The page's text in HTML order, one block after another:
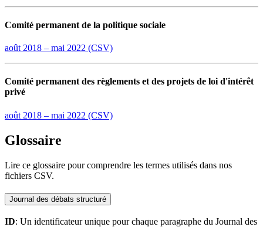
Comité permanent de la politique sociale
août 2018 – mai 2022 (CSV)
Comité permanent des règlements et des projets de loi d'intérêt
privé
août 2018 – mai 2022 (CSV)
Glossaire
Lire ce glossaire pour comprendre les termes utilisés dans nos
fichiers CSV.
Journal des débats structuré
ID: Un identificateur unique pour chaque paragraphe du Journal des